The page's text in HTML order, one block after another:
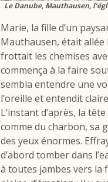
Le Danube, Mauthausen,
Marie, la fille d’un
Mauthausen, était allée
frottait les chemises
commença à la faire
sembla entendre une
l’oreille et entendit
L’instant d’après, la
comme du charbon, sa
des yeux énormes.
d’abord tomber dans
à toutes jambes vers la